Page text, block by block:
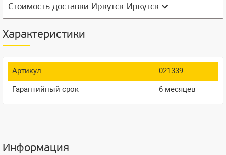
Стоимость доставки Иркутск-Иркутск
Характеристики
Артикул
021339
Гарантийный срок
6 месяцев
Информация